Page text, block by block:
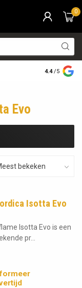
0
Bezorging
4.4 /5
Evo
Isotta Evo
Isotta Evo is een
pr...